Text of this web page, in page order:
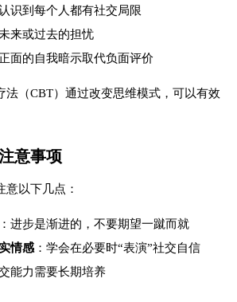
长时间？
过程，通常需要数周到数月的时间，取决
动中克服紧张？
简单的自我介绍，并将注意力集中在与
善，但完全消失因人而异。更重要的是学